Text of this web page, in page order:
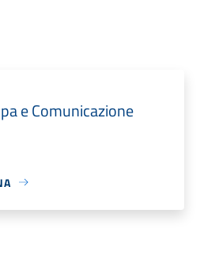
e Comunicazione